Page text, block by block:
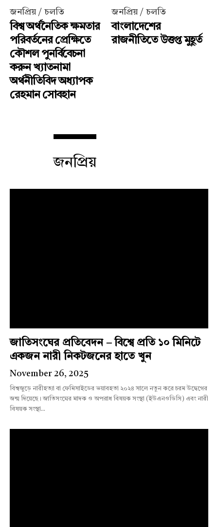
জনপ্রিয় / চলতি
বিশ্ব অর্থনৈতিক ক্ষমতার
পরিবর্তনের প্রেক্ষিতে
কৌশল পুনর্বিবেচনা
করুন খ্যাতনামা
অর্থনীতিবিদ অধ্যাপক
রেহমান সোবহান
জনপ্রিয় / চলতি
বাংলাদেশের
রাজনীতিতে উত্তপ্ত মুহূর্ত
জনপ্রিয়
জাতিসংঘের প্রতিবেদন – বিশ্বে প্রতি ১০ মিনিটে
একজন নারী নিকটজনের হাতে খুন
November 26, 2025
বিশ্বজুড়ে নারীহত্যা বা ফেমিসাইডের ভয়াবহতা ২০২৪ সালে নতুন করে চরম উদ্বেগের
জন্ম দিয়েছে। জাতিসংঘের মাদক ও অপরাধ বিষয়ক সংস্থা (ইউএনওডিসি) এবং নারী
বিষয়ক সংস্থা...